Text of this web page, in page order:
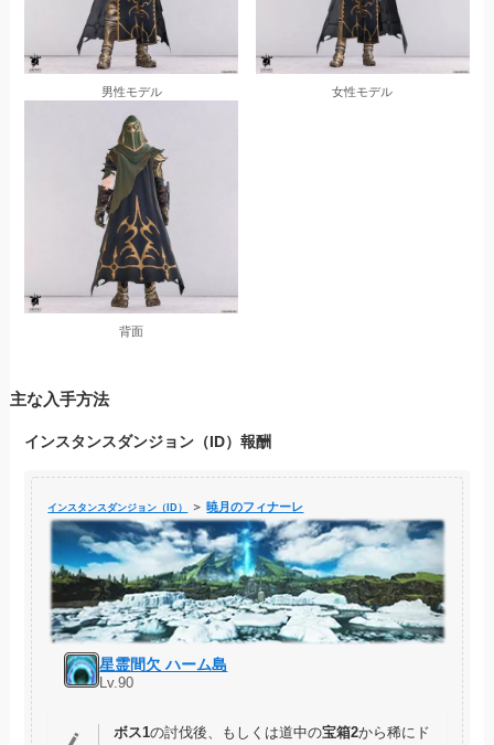
男性モデル 女性モデル
背面
主な入手方法
インスタンスダンジョン（ID）報酬
インスタンスダンジョン（ID） ＞暁月のフィナーレ
星霊間欠 ハーム島
Lv.90
ボス1の討伐後、もしくは道中の宝箱2から稀にド